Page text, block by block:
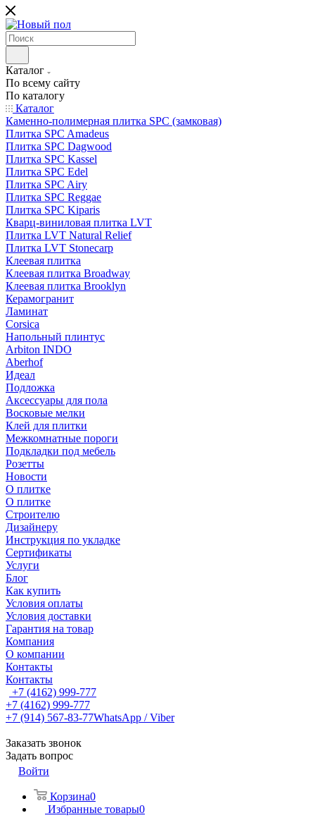
Каталог
По всему сайту
По каталогу
Каталог
Каменно-полимерная плитка SPC (замковая)
Плитка SPC Amadeus
Плитка SPC Dagwood
Плитка SPC Kassel
Плитка SPC Edel
Плитка SPC Airy
Плитка SPC Reggae
Плитка SPC Kiparis
Кварц-виниловая плитка LVT
Плитка LVT Natural Relief
Плитка LVT Stonecarp
Клеевая плитка
Клеевая плитка Broadway
Клеевая плитка Brooklyn
Керамогранит
Ламинат
Corsica
Напольный плинтус
Arbiton INDO
Aberhof
Идеал
Подложка
Аксессуары для пола
Восковые мелки
Клей для плитки
Межкомнатные пороги
Подкладки под мебель
Розетты
Новости
О плитке
О плитке
Строителю
Дизайнеру
Инструкция по укладке
Сертификаты
Услуги
Блог
Как купить
Условия оплаты
Условия доставки
Гарантия на товар
Компания
О компании
Контакты
Контакты
+7 (4162) 999-777
+7 (4162) 999-777
+7 (914) 567-83-77WhatsApp / Viber
Заказать звонок
Задать вопрос
Войти
Корзина0
Избранные товары0